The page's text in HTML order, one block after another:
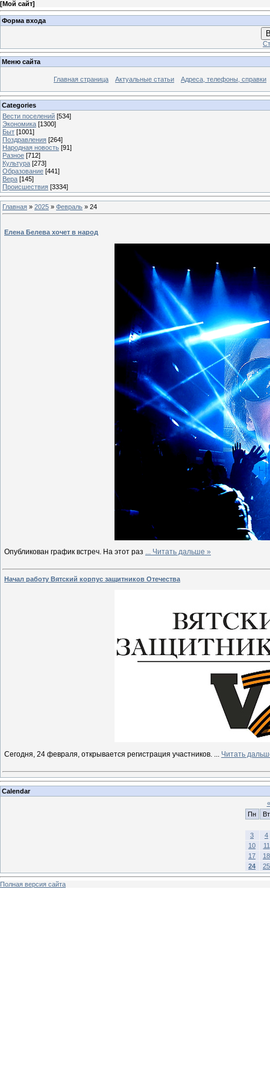
[Мой сайт]
Форма входа
Меню сайта
Главная страница Актуальные статьи Адреса, телефоны, справки
Categories
Вести поселений [534]
Экономика [1300]
Быт [1001]
Поздравления [264]
Народная новость [91]
Разное [712]
Культура [273]
Образование [441]
Вера [145]
Происшествия [3334]
Главная » 2025 » Февраль » 24
Елена Белева хочет в народ
Опубликован график встреч. На этот раз ... Читать дальше »
Начал работу Вятский корпус защитников Отечества
Сегодня, 24 февраля, открывается регистрация участников. ... Читать
Calendar
«
Пн
Вт
3
4
10
11
17
18
24
25
Полная версия сайта